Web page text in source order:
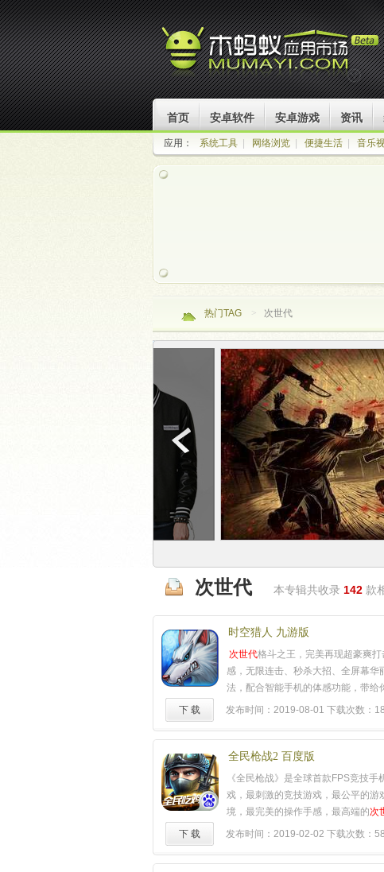
首页 安卓软件 安卓游戏 资讯
应用： 系统工具 网络浏览 便捷生活 音乐
热门TAG > 次世代
次世代 本专辑共收录 142 款
时空猎人 九游版
次世代格斗之王，完美再现超豪爽打
感，无限连击、秒杀大招、全屏幕华
法，配合智能手机的体感功能，带给
未有的畅快游戏体验。立即下载，开
入！……
下 载 发布时间：2019-08-01 下载次数：
全民枪战2 百度版
《全民枪战》是全球首款FPS竞技手
戏，最刺激的竞技游戏，最公平的游
境，最完美的操作手感，最高端的次
戏显示技术，在游戏内你可以自由跳
战》数十种游戏地图和游戏模式任你
下 载 发布时间：2019-02-02 下载次数：